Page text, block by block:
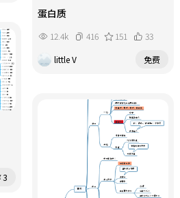
蛋白质
12.4k 416 151
33
little V
免费
3